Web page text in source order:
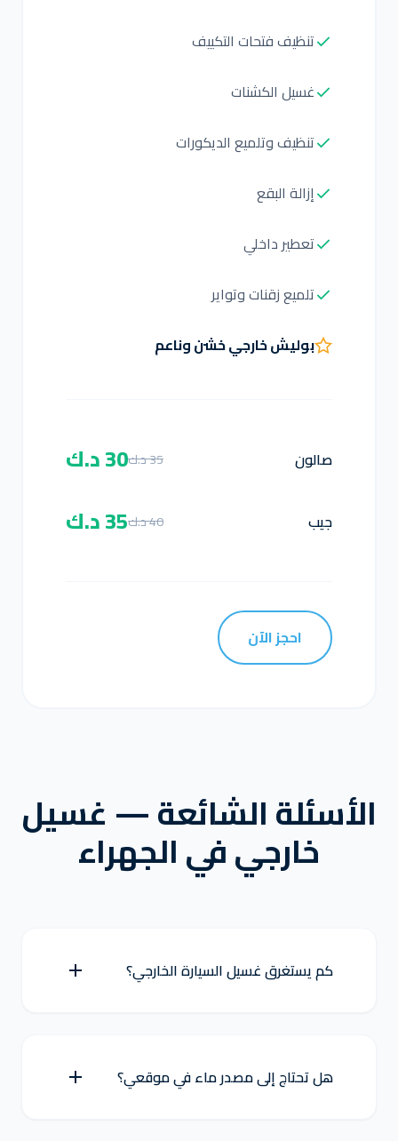
تنظيف فتحات التكييف
غسيل الكشنات
تنظيف وتلميع الديكورات
إزالة البقع
تعطير داخلي
تلميع زقنات وتواير
بوليش خارجي خشن وناعم
صالون 35 د.ك 30 د.ك
جيب 40 د.ك 35 د.ك
احجز الآن
الأسئلة الشائعة — غسيل
خارجي في الجهراء
كم يستغرق غسيل السيارة الخارجي؟
هل تحتاج إلى مصدر ماء في موقعي؟